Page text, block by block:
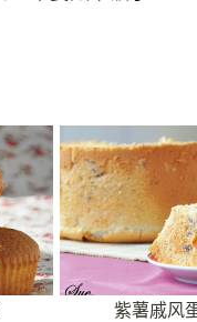
紫薯戚风